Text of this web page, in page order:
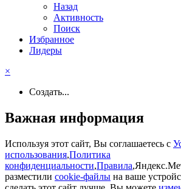
Назад
Активность
Поиск
Избранное
Лидеры
×
Создать...
Важная информация
Используя этот сайт, Вы соглашаетесь с
использования,Политика
конфиденциальности,Правила
разместили cookie-файлы на ваше